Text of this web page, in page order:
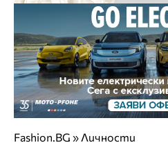
Fashion.BG » Личности